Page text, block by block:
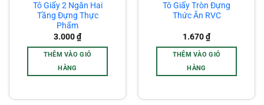
Tô Giấy 2 Ngăn Hai
Tầng Đựng Thực
Phẩm
3.000₫
THÊM VÀO GIỎ
HÀNG
Tô Giấy Tròn Đựng
Thức Ăn RVC
1.670₫
THÊM VÀO GIỎ
HÀNG